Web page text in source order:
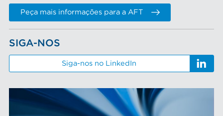
Peça mais informações para a AFT
SIGA-NOS
Siga-nos no LinkedIn